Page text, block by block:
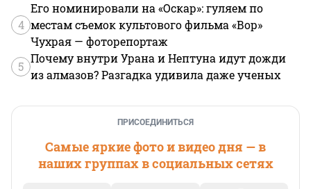
4
Его номинировали на «Оскар»: гуляем по
местам съемок культового фильма «Вор»
Чухрая — фоторепортаж
5
Почему внутри Урана и Нептуна идут дожди
из алмазов? Разгадка удивила даже ученых
ПРИСОЕДИНИТЬСЯ
Самые яркие фото и видео дня — в
наших группах в социальных сетях